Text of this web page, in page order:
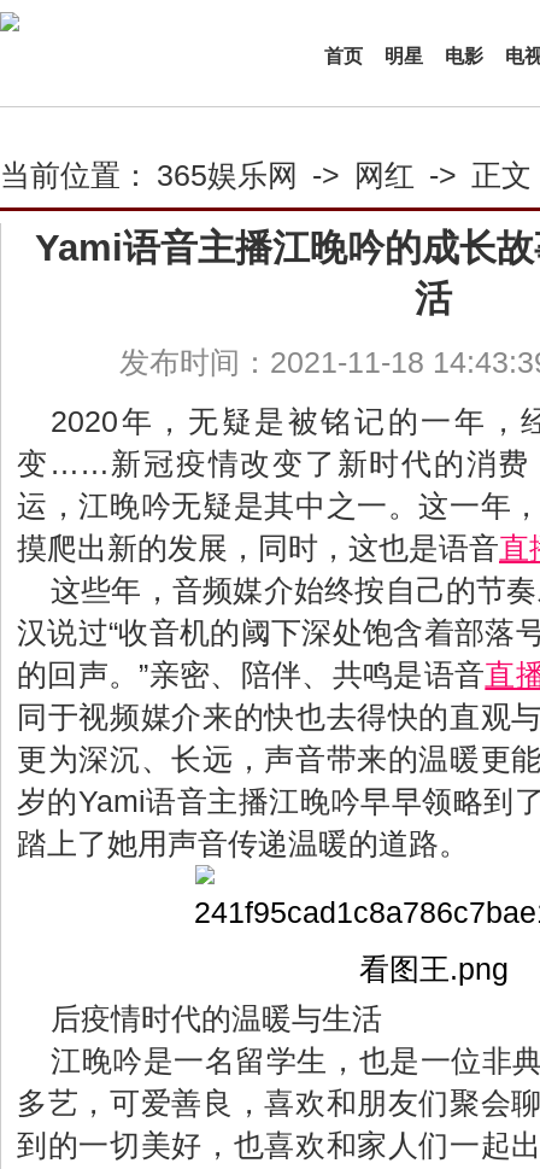
首页 明星 电影 电
当前位置： 365娱乐网 -> 网红 -> 正文
Yami语音主播江晚吟的成长
活
发布时间：2021-11-18
2020年，无疑是被铭记的一年，
变……新冠疫情改变了新时代的消费
运，江晚吟无疑是其中之一。这一年
摸爬出新的发展，同时，这也是语音直
这些年，音频媒介始终按自己的节
汉说过“收音机的阈下深处饱含着部落
的回声。”亲密、陪伴、共鸣是语音直
同于视频媒介来的快也去得快的直观
更为深沉、长远，声音带来的温暖更
岁的Yami语音主播江晚吟早早领略到
踏上了她用声音传递温暖的道路。
后疫情时代的温暖与生活
江晚吟是一名留学生，也是一位非
多艺，可爱善良，喜欢和朋友们聚会
到的一切美好，也喜欢和家人们一起